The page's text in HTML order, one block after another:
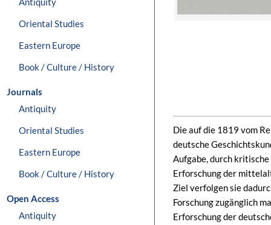
Oriental Studies
Eastern Europe
Book / Culture / History
Journals
Antiquity
Oriental Studies
Eastern Europe
Book / Culture / History
Open Access
Antiquity
Die auf die 1819 vom
deutsche
Aufgabe, durch
Erforschung der
Ziel verfolgen sie
Forschung zugänglich
Erforschung der